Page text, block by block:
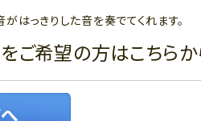
はっきりした音を奏でてくれます。
をご希望の方はこちら